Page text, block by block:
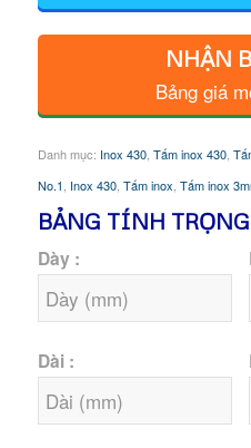
NHẬN
Bảng giá
Danh mục: Inox 430, Tấm inox 430,
No.1 Inox 430, Tấm inox Tấm inox
BẢNG TÍNH
Dày :
Dài :